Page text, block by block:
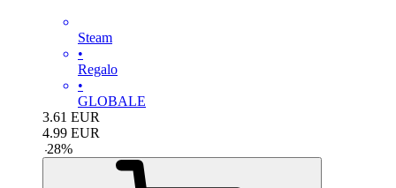
Steam
•
Regalo
•
GLOBALE
3.61 EUR
4.99 EUR
-28%